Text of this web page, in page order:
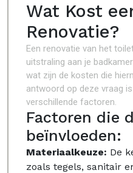
Wat Kost
Renovatie?
Een renovatie van het
uitstraling aan je
wat zijn de kosten die
antwoord op deze vraag
verschillende factoren.
Factoren die
beïnvloeden:
Materiaalkeuze: De
zoals tegels, sanitair